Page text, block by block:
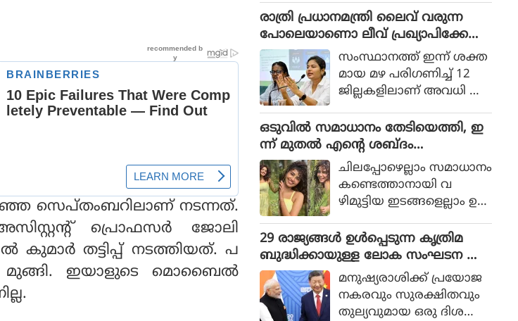
സെപ്തംബറിലാണ് നടന്നത്.
പ്രൊഫസർ ജോലി
കുമാർ തട്ടിപ്പ് നടത്തിയത്. പ
മുങ്ങി. ഇയാളുടെ മൊബൈൽ
മൊഹ്സിന്‍ നഖ്വി
വ്യാഴാഴ്ച പറഞ്ഞു. കര
സേനാ മേധാവി ഫീല്‍ഡ്
മാര്‍ഷല്‍ സയ്യിദ് അസിം
മുനീറിന്റെ അടുത്ത
യാളായി അറിയപ്പെടുന്ന ന
ഖ്വി പാകിസ്ഥാന്റെ
കോക്രോച്ചുകള്‍ ഒ
ന്നിച്ചാല്‍ രാജ്യത്തെ മ
റിച്ചിടാന്‍ കഴിയുമെന്ന് പറ
ഞ്ഞു.
രാത്രി പ്രധാനമന്ത്രി ലൈവ് വരുന്ന
പോലെയാണൊ ലീവ് പ്രഖ്യാപിക്കേണ്ട
ത്, എറണാകുളം ജില്ലാ കളക്ടർ
ക്കെതിരെ വിമർശനം
സംസ്ഥാനത്ത് ഇന്ന് ശക്ത
മായ മഴ പരിഗണിച്ച് 12
ജില്ലകളിലാണ് അവധി പ്ര
ഒടുവില്‍ സമാധാനം തേടിയെത്തി, ഇ
ന്ന് മുതല്‍ എന്റെ ശബ്ദം
തിരെഞ്ഞെടുക്കുന്നു, പോസ്റ്റുമായി
അനുപമ പരമേശ്വരന്‍, ഒരു ബ്രെയ്ക്ക
പ്പ് മണക്കുന്നുവെന്ന് സോഷ്യല്‍
മീഡിയ
ചിലപ്പോഴെല്ലാം സമാധാനം
കണ്ടെത്താനായി വ
ഴിമുട്ടിയ ഇടങ്ങളെല്ലാം ഉ
രും.
29 രാജ്യങ്ങള്‍ ഉള്‍പ്പെടുന്ന കൃത്രിമ
ബുദ്ധിക്കായുള്ള ലോക സംഘടന ആ
രംഭിച്ച് ചൈന; ഇന്ത്യ ഇല്ലമനുഷ്യരാശിക്ക് പ്രയോജ
നകരവും സുരക്ഷിതവും
തുല്യവുമായ ഒരു ദിശ